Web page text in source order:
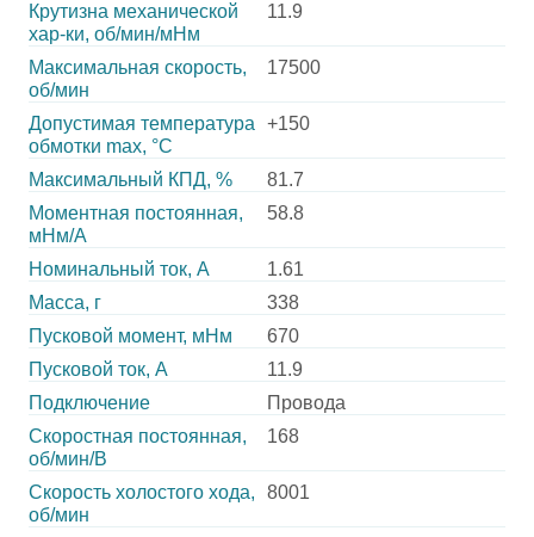
Крутизна механической
хар-ки, об/мин/мНм
11.9
Максимальная скорость,
об/мин
17500
Допустимая температура
обмотки max, °С
+150
Максимальный КПД, %
81.7
Моментная постоянная,
мНм/А
58.8
Номинальный ток, А
1.61
Масса, г
338
Пусковой момент, мНм
670
Пусковой ток, А
11.9
Подключение
Провода
Скоростная постоянная,
об/мин/В
168
Скорость холостого хода,
об/мин
8001